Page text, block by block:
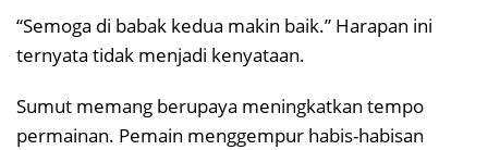
“Semoga di babak kedua makin baik.” Harapan ini
ternyata tidak menjadi kenyataan.
Sumut memang berupaya meningkatkan tempo
permainan. Pemain menggempur habis-habisan